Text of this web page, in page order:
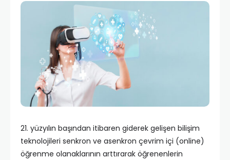
21. yüzyılın başından itibaren giderek gelişen bilişim
teknolojileri senkron ve asenkron çevrim içi (online)
öğrenme olanaklarının arttırarak öğrenenlerin